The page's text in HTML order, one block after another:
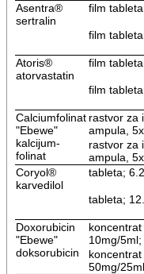
Asentra®
sertralin
film
film
Atoris®
atorvastatin
film
film
Calciumfolinat
"Ebewe"
kalcijum-
folinat
rastvor za
ampula,
rastvor za
ampula,
Coryol®
karvedilol
tableta;
tableta;
Doxorubicin
"Ebewe"
doksorubicin
10mg/
50mg/